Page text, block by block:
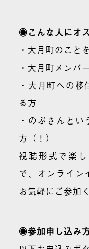
◉こんな人にオ
・大月町のこと
・大月町メンバ
・大月町への
る方
・のぶさんと
方（！）
視聴形式で楽
で、オンライン
お気軽にご参加
◉参加申し込み